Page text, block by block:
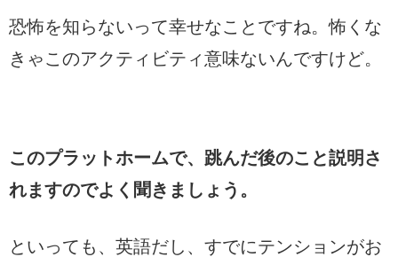
恐怖を知らないって幸せなことですね。怖くな
きゃこのアクティビティ意味ないんですけど。
このプラットホームで、跳んだ後のこと説明さ
れますのでよく聞きましょう。
といっても、英語だし、すでにテンションがお